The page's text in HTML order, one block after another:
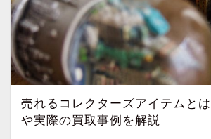
売れるコレクターズアイテムと
や実際の買取事例を解説